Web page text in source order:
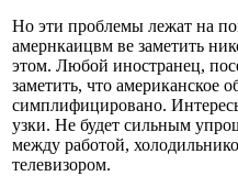
Но эти проблемы лежат на
амернкаицвм ве заметить
этом. Любой иностранец,
заметить, что американское
симплифицировано.
узки. Не будет сильным
между работой,
телевизором.